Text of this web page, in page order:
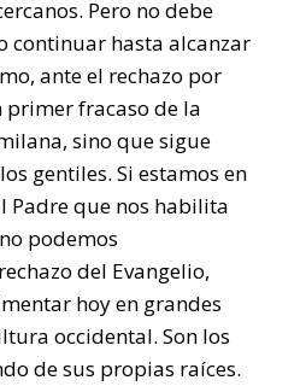
Pero no debe
continuar hasta alcanzar
ante el rechazo por
fracaso de la
sino que sigue
gentiles. Si estamos en
Padre que nos habilita
podemos
del Evangelio,
hoy en grandes
occidental. Son los
de sus propias raíces.